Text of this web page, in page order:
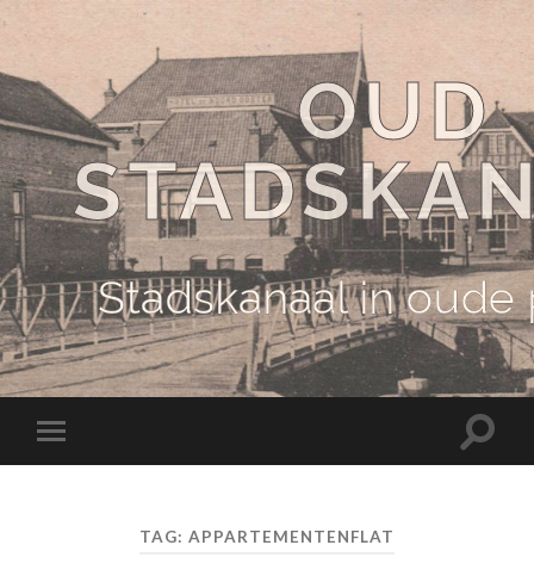
OUD
Stadskanaal in oude
Schakel
naar
TAG: APPARTEMENTENFLAT